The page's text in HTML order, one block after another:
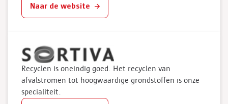
Naar de website
Recyclen is oneindig goed. Het recyclen van
afvalstromen tot hoogwaardige grondstoffen is onze
specialiteit.